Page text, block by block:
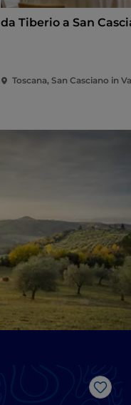
da Tiberio a San
Toscana, San Casciano in
Me